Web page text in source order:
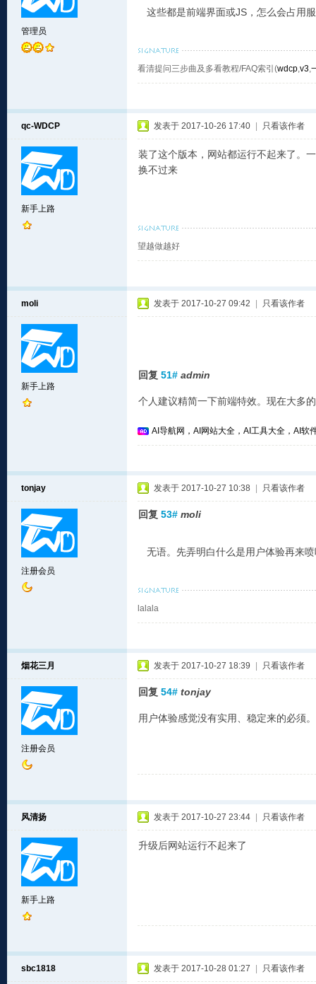
管理员
这些都是前端界面或JS，怎么会占用
看清提问三步曲及多看教程/FAQ索引(wdcp,v3,
qc-WDCP
新手上路
发表于 2017-10-26 17:40 只看该作者
装了这个版本，网站都运行不起来了。
换不过来
望越做越好
moli
新手上路
发表于 2017-10-27 09:42 只看该作者
回复 51# admin
个人建议精简一下前端特效。现在大多
AI导航网，AI网站大全，AI工具大全，AI软
tonjay
注册会员
发表于 2017-10-27 10:38 只看该作者
回复 53# moli
无语。先弄明白什么是用户体验再来
lalala
烟花三月
注册会员
发表于 2017-10-27 18:39 只看该作者
回复 54# tonjay
用户体验感觉没有实用、稳定来的必须
风清扬
新手上路
发表于 2017-10-27 23:44 只看该作者
升级后网站运行不起来了
sbc1818 发表于 2017-10-28 01:27 只看该作者